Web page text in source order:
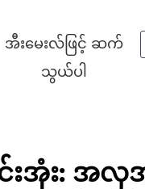
အီးမေးလ်ဖြင့် ဆက်
သွယ်ပါ
းအုံး: အလှ